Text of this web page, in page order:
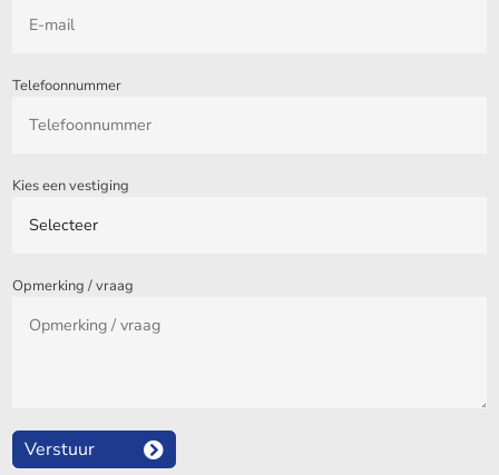
Telefoonnummer
Kies een vestiging
Opmerking / vraag
Verstuur